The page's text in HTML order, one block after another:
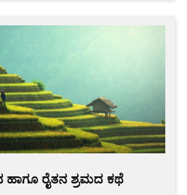
ರೈತನ ಶ್ರಮದ ಕಥೆ